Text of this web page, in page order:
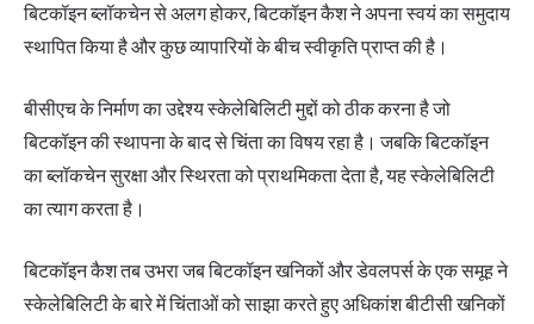
बिटकॉइन ब्लॉकचेन से अलग होकर, बिटकॉइन कैश ने अपना स्वयं का समुदाय
स्थापित किया है और कुछ व्यापारियों के बीच स्वीकृति प्राप्त की है।
बीसीएच के निर्माण का उद्देश्य स्केलेबिलिटी मुद्दों को ठीक करना है जो
बिटकॉइन की स्थापना के बाद से चिंता का विषय रहा है। जबकि बिटकॉइन
का ब्लॉकचेन सुरक्षा और स्थिरता को प्राथमिकता देता है, यह स्केलेबिलिटी
का त्याग करता है।
बिटकॉइन कैश तब उभरा जब बिटकॉइन खनिकों और डेवलपर्स के एक समूह ने
स्केलेबिलिटी के बारे में चिंताओं को साझा करते हुए अधिकांश बीटीसी खनिकों